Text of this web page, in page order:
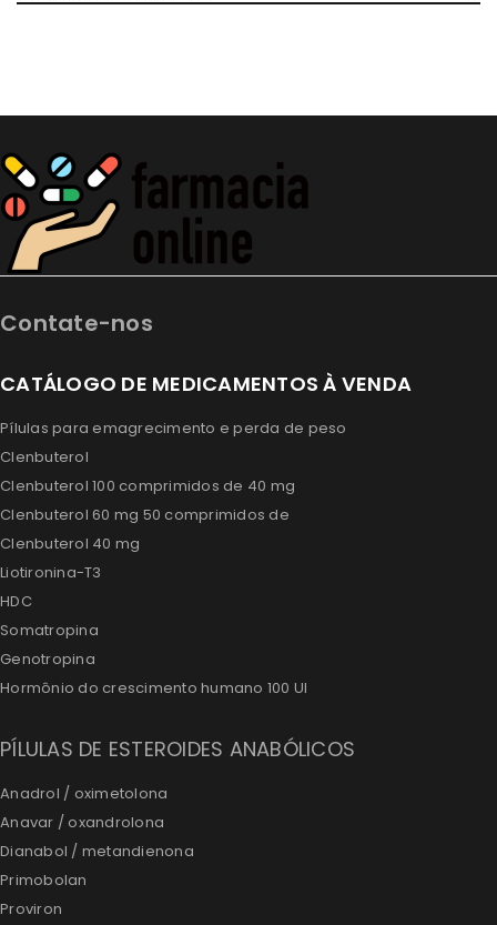
Contate-nos
CATÁLOGO DE MEDICAMENTOS À VENDA
Pílulas para emagrecimento e perda de peso
Clenbuterol
Clenbuterol 100 comprimidos de 40 mg
Clenbuterol 60 mg 50 comprimidos de
Clenbuterol 40 mg
Liotironina-T3
HDC
Somatropina
Genotropina
Hormônio do crescimento humano 100 UI
PÍLULAS DE ESTEROIDES ANABÓLICOS
Anadrol / oximetolona
Anavar / oxandrolona
Dianabol / metandienona
Primobolan
Proviron